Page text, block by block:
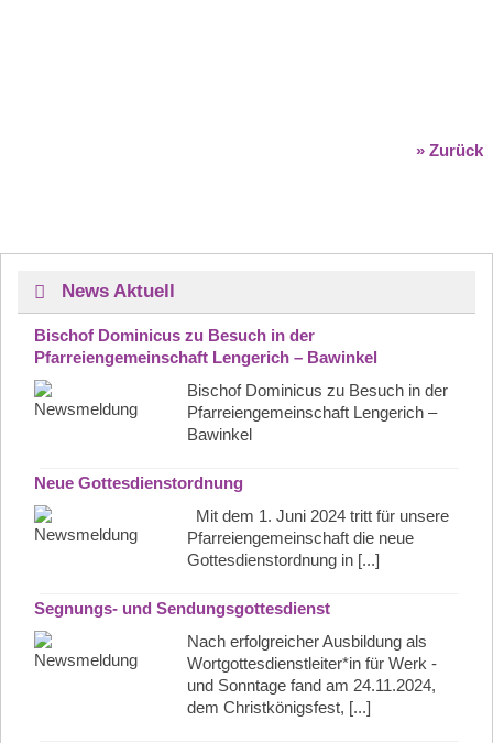
» Zurück
News Aktuell
Bischof Dominicus zu Besuch in der
Pfarreiengemeinschaft Lengerich – Bawinkel
Bischof Dominicus zu Besuch in der
Pfarreiengemeinschaft Lengerich –
Bawinkel
Neue Gottesdienstordnung
Mit dem 1. Juni 2024 tritt für unsere
Pfarreiengemeinschaft die neue
Gottesdienstordnung in [...]
Segnungs- und Sendungsgottesdienst
Nach erfolgreicher Ausbildung als
Wortgottesdienstleiter*in für Werk -
und Sonntage fand am 24.11.2024,
dem Christkönigsfest, [...]